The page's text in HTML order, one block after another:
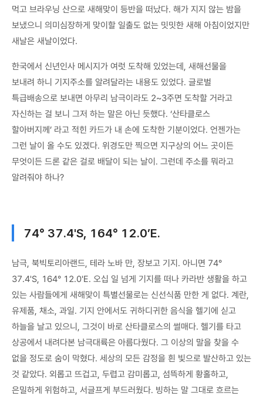
먹고 브라우닝 산으로 새해맞이 등반을 떠났다. 해가 지지 않는 밤을
보냈으니 의미심장하게 맞이할 일출도 없는 밋밋한 새해 아침이었지만
새날은 새날이었다.
한국에서 신년인사 메시지가 여럿 도착해 있었는데, 새해선물을
보내려 하니 기지주소를 알려달라는 내용도 있었다. 글로벌
특급배송으로 보내면 아무리 남극이라도 2~3주면 도착할 거라고
자신하는 걸 보니 그저 하는 말은 아닌 듯했다. ‘산타클로스
할아버지께’ 라고 적힌 카드가 내 손에 도착한 기분이었다. 언젠가는
그런 날이 올 수도 있겠다. 위경도만 찍으면 지구상의 어느 곳이든
무엇이든 드론 같은 걸로 배달이 되는 날이. 그런데 주소를 뭐라고
알려줘야 하나?
74° 37.4'S, 164° 12.0’E.
남극, 북빅토리아랜드, 테라 노바 만, 장보고 기지. 아니면 74°
37.4'S, 164° 12.0'E. 오십 일 넘게 기지를 떠나 카라반 생활을 하고
있는 사람들에게 새해맞이 특별선물로는 신선식품 만한 게 없다. 계란,
유제품, 채소, 과일. 기지 안에서도 귀하디귀한 음식을 헬기에 싣고
하늘을 날고 있으니, 그것이 바로 산타클로스의 썰매다. 헬기를 타고
상공에서 내려다본 남극대륙은 아름다웠다. 그 이상의 말을 찾을 수
없을 정도로 숨이 막혔다. 세상의 모든 감정을 흰 빛으로 발산하고 있는
것 같았다. 외롭고 뜨겁고, 두렵고 감미롭고, 섬뜩하게 황홀하고,
은밀하게 위험하고, 서글프게 부드러웠다. 빙하는 말 그대로 흐르는